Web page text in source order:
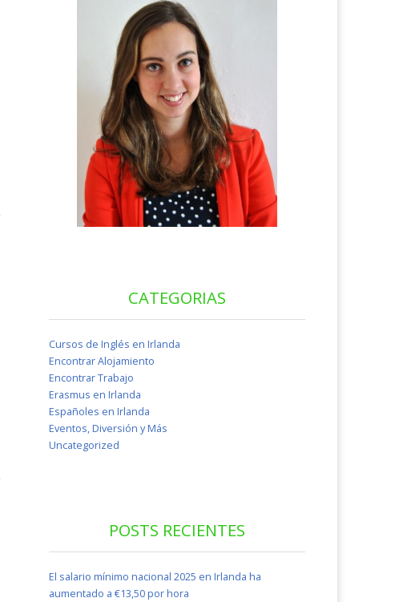
CATEGORIAS
Cursos de Inglés en Irlanda
Encontrar Alojamiento
Encontrar Trabajo
Erasmus en Irlanda
Españoles en Irlanda
Eventos, Diversión y Más
Uncategorized
POSTS RECIENTES
El salario mínimo nacional 2025 en Irlanda ha
aumentado a €13,50 por hora